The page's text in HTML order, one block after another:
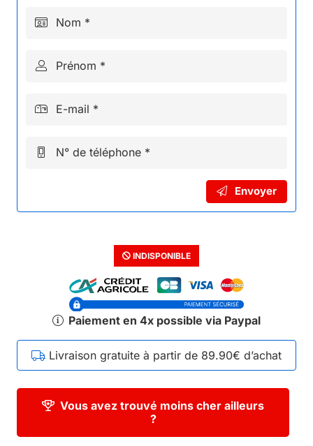
Nom *
Prénom *
E-mail *
N° de téléphone *
Envoyer
INDISPONIBLE
Paiement en 4x possible via Paypal
Livraison gratuite à partir de 89.90€ d’achat
Vous avez trouvé moins cher ailleurs
?